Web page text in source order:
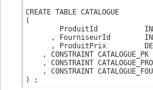
CREATE TABLE CATALOGUE
(
ProduitId
, FourniseurId
, ProduitPrix
, CONSTRAINT
, CONSTRAINT
, CONSTRAINT
) ;